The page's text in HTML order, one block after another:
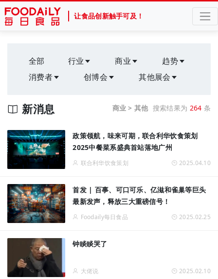
让食品创新触手可及！
全部 行业 商业
趋势
消费者
创博会 其他展会
商业 > 其他 搜索结果为 264 条
新消息
​政策领航，味来可期，联合利华饮食策划
2025中餐菜系盛典首站落地广州
联合利华饮食策划 2025.04.10
首发 | 百事、可口可乐、亿滋和雀巢等巨头
最新发声，释放三大重磅信号！
Foodaily每日食品 2025.02.25
钟睒睒哭了
大佬说 2025.02.10